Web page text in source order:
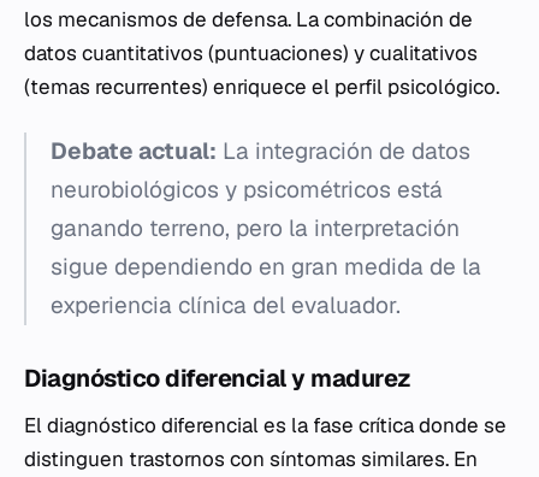
los mecanismos de defensa. La combinación de
datos cuantitativos (puntuaciones) y cualitativos
(temas recurrentes) enriquece el perfil psicológico.
Debate actual: La integración de datos
neurobiológicos y psicométricos está
ganando terreno, pero la interpretación
sigue dependiendo en gran medida de la
experiencia clínica del evaluador.
Diagnóstico diferencial y madurez
El diagnóstico diferencial es la fase crítica donde se
distinguen trastornos con síntomas similares. En